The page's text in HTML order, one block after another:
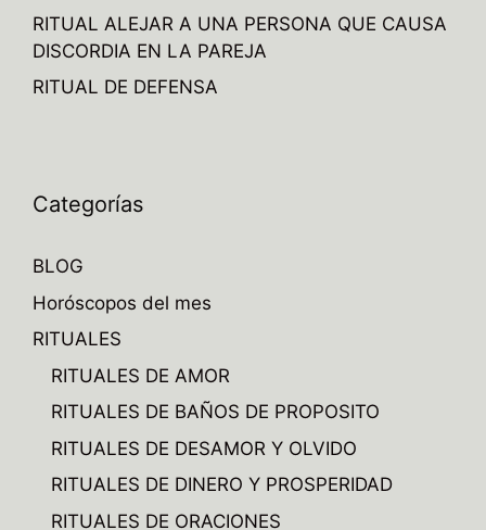
RITUAL ALEJAR A UNA PERSONA QUE CAUSA
DISCORDIA EN LA PAREJA
RITUAL DE DEFENSA
Categorías
BLOG
Horóscopos del mes
RITUALES
RITUALES DE AMOR
RITUALES DE BAÑOS DE PROPOSITO
RITUALES DE DESAMOR Y OLVIDO
RITUALES DE DINERO Y PROSPERIDAD
RITUALES DE ORACIONES